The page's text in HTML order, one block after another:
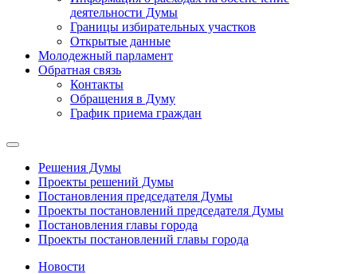
деятельности Думы
Границы избирательных участков
Открытые данные
Молодежный парламент
Обратная связь
Контакты
Обращения в Думу
График приема граждан
Решения Думы
Проекты решений Думы
Постановления председателя Думы
Проекты постановлений председателя Думы
Постановления главы города
Проекты постановлений главы города
Новости